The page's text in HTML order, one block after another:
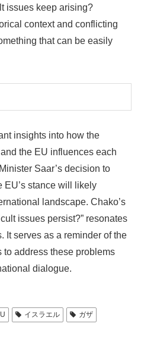
issues keep arising?
context and conflicting
that can be easily
insights into how the
the EU influences each
Saar’s decision to
EU’s stance will likely
landscape. Chako’s
issues persist?” resonates
It serves as a reminder of the
to address these problems
dialogue.
イスラエル
ガザ